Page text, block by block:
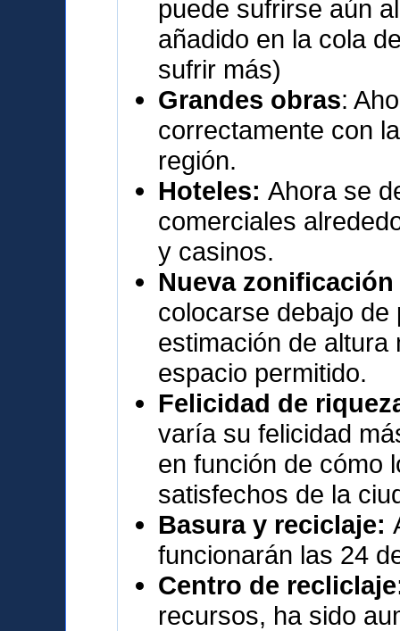
puede sufrirse aún
añadido en la cola
sufrir más)
Grandes obras:
correctamente con
región.
Hoteles:Ahora se
comerciales
y casinos.
Nueva zonificación
colocarse debajo
estimación de altura
espacio permitido.
Felicidad de
varía su felicidad
en función de cómo
satisfechos de la
Basura y reciclaje:
funcionarán las 24
Centro de
recursos, ha sido